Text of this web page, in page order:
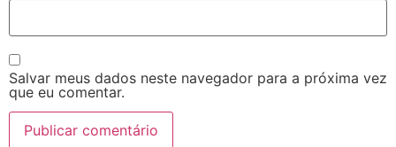
Salvar meus dados neste navegador para a próxima vez
que eu comentar.